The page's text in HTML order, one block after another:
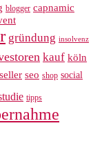
blogger capnamic
gründung insolvenz
kauf köln
seo shop social
tipps